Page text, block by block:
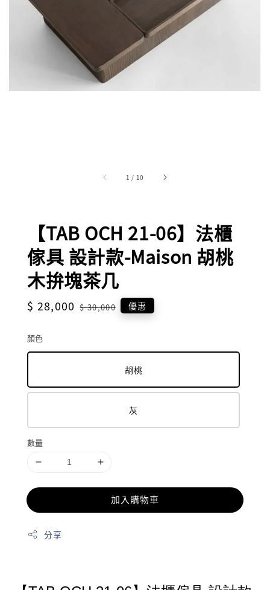
1 / 10
【TAB OCH 21-06】法櫃
傢具 設計款-Maison 胡桃
木拚塊茶几
Sale
$ 28,000 Regular
$ 30,000 優惠
顏色
胡桃
灰
數量
加入購物車
分享